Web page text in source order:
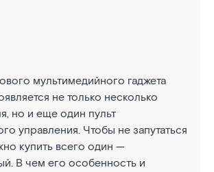
мультимедийного гаджета
не только несколько
но и еще один пульт
управления. Чтобы не запутаться
купить всего один —
В чем его особенность и